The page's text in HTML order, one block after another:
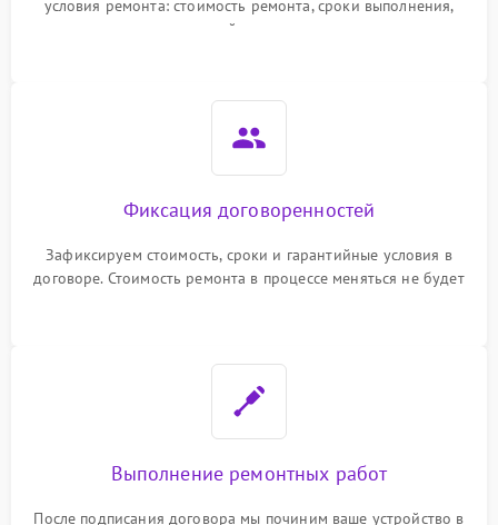
условия ремонта: стоимость ремонта, сроки выполнения,
гарантийные условия
Фиксация договоренностей
Зафиксируем стоимость, сроки и гарантийные условия в
договоре. Стоимость ремонта в процессе меняться не будет
Выполнение ремонтных работ
После подписания договора мы починим ваше устройство в